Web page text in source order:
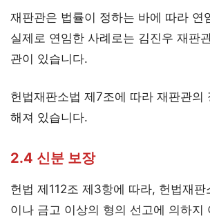
재판관은 법률이 정하는 바에 따라 연
실제로 연임한 사례로는 김진우 재판
관이 있습니다.
헌법재판소법 제7조에 따라 재판관의
해져 있습니다.
2.4 신분 보장
헌법 제112조 제3항에 따라, 헌법재판
이나 금고 이상의 형의 선고에 의하지